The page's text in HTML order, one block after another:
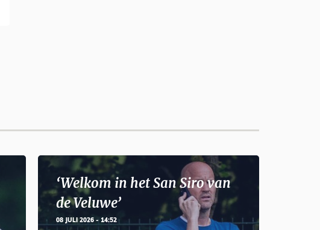
‘Welkom in het San Siro van
de Veluwe’
08 JULI 2026 - 14:52